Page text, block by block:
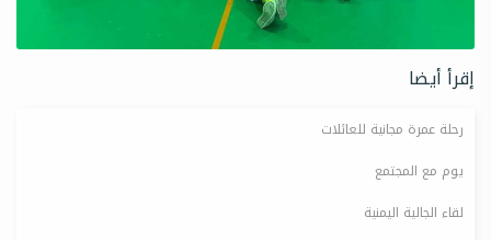
إقرأ أيضا
رحلة عمرة مجانية للعائلات
يوم مع المجتمع
لقاء الجالية اليمنية